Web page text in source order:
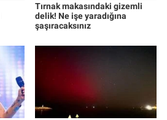
Tırnak makasındaki gizemli
delik! Ne işe yaradığına
şaşıracaksınız